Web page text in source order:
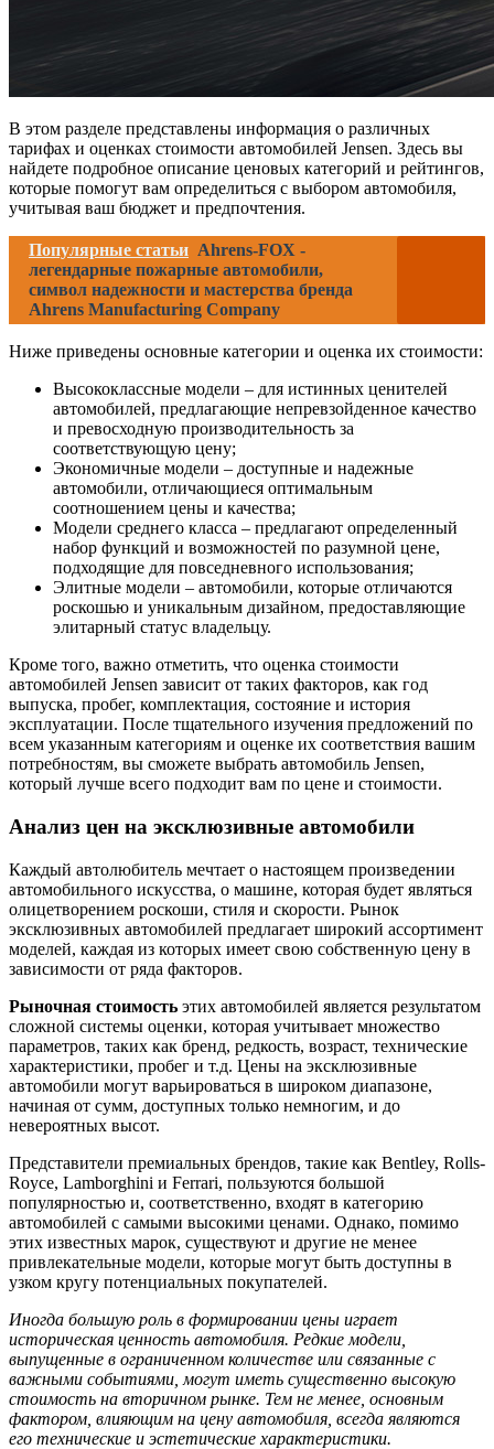
В этом разделе представлены информация о различных
тарифах и оценках стоимости автомобилей Jensen. Здесь вы
найдете подробное описание ценовых категорий и рейтингов,
которые помогут вам определиться с выбором автомобиля,
учитывая ваш бюджет и предпочтения.
Популярные статьи Ahrens-FOX -
легендарные пожарные автомобили,
символ надежности и мастерства бренда
Ahrens Manufacturing Company
Ниже приведены основные категории и оценка их стоимости:
Высококлассные модели – для истинных ценителей
автомобилей, предлагающие непревзойденное качество
и превосходную производительность за
соответствующую цену;
Экономичные модели – доступные и надежные
автомобили, отличающиеся оптимальным
соотношением цены и качества;
Модели среднего класса – предлагают определенный
набор функций и возможностей по разумной цене,
подходящие для повседневного использования;
Элитные модели – автомобили, которые отличаются
роскошью и уникальным дизайном, предоставляющие
элитарный статус владельцу.
Кроме того, важно отметить, что оценка стоимости
автомобилей Jensen зависит от таких факторов, как год
выпуска, пробег, комплектация, состояние и история
эксплуатации. После тщательного изучения предложений по
всем указанным категориям и оценке их соответствия вашим
потребностям, вы сможете выбрать автомобиль Jensen,
который лучше всего подходит вам по цене и стоимости.
Анализ цен на эксклюзивные автомобили
Каждый автолюбитель мечтает о настоящем произведении
автомобильного искусства, о машине, которая будет являться
олицетворением роскоши, стиля и скорости. Рынок
эксклюзивных автомобилей предлагает широкий ассортимент
моделей, каждая из которых имеет свою собственную цену в
зависимости от ряда факторов.
Рыночная стоимость этих автомобилей является результатом
сложной системы оценки, которая учитывает множество
параметров, таких как бренд, редкость, возраст, технические
характеристики, пробег и т.д. Цены на эксклюзивные
автомобили могут варьироваться в широком диапазоне,
начиная от сумм, доступных только немногим, и до
невероятных высот.
Представители премиальных брендов, такие как Bentley, Rolls-
Royce, Lamborghini и Ferrari, пользуются большой
популярностью и, соответственно, входят в категорию
автомобилей с самыми высокими ценами. Однако, помимо
этих известных марок, существуют и другие не менее
привлекательные модели, которые могут быть доступны в
узком кругу потенциальных покупателей.
Иногда большую роль в формировании цены играет
историческая ценность автомобиля. Редкие модели,
выпущенные в ограниченном количестве или связанные с
важными событиями, могут иметь существенно высокую
стоимость на вторичном рынке. Тем не менее, основным
фактором, влияющим на цену автомобиля, всегда являются
его технические и эстетические характеристики.